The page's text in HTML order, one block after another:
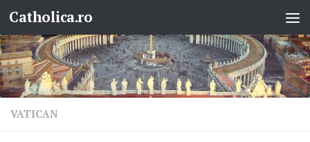
Skip to content
Catholica.ro
VATICAN